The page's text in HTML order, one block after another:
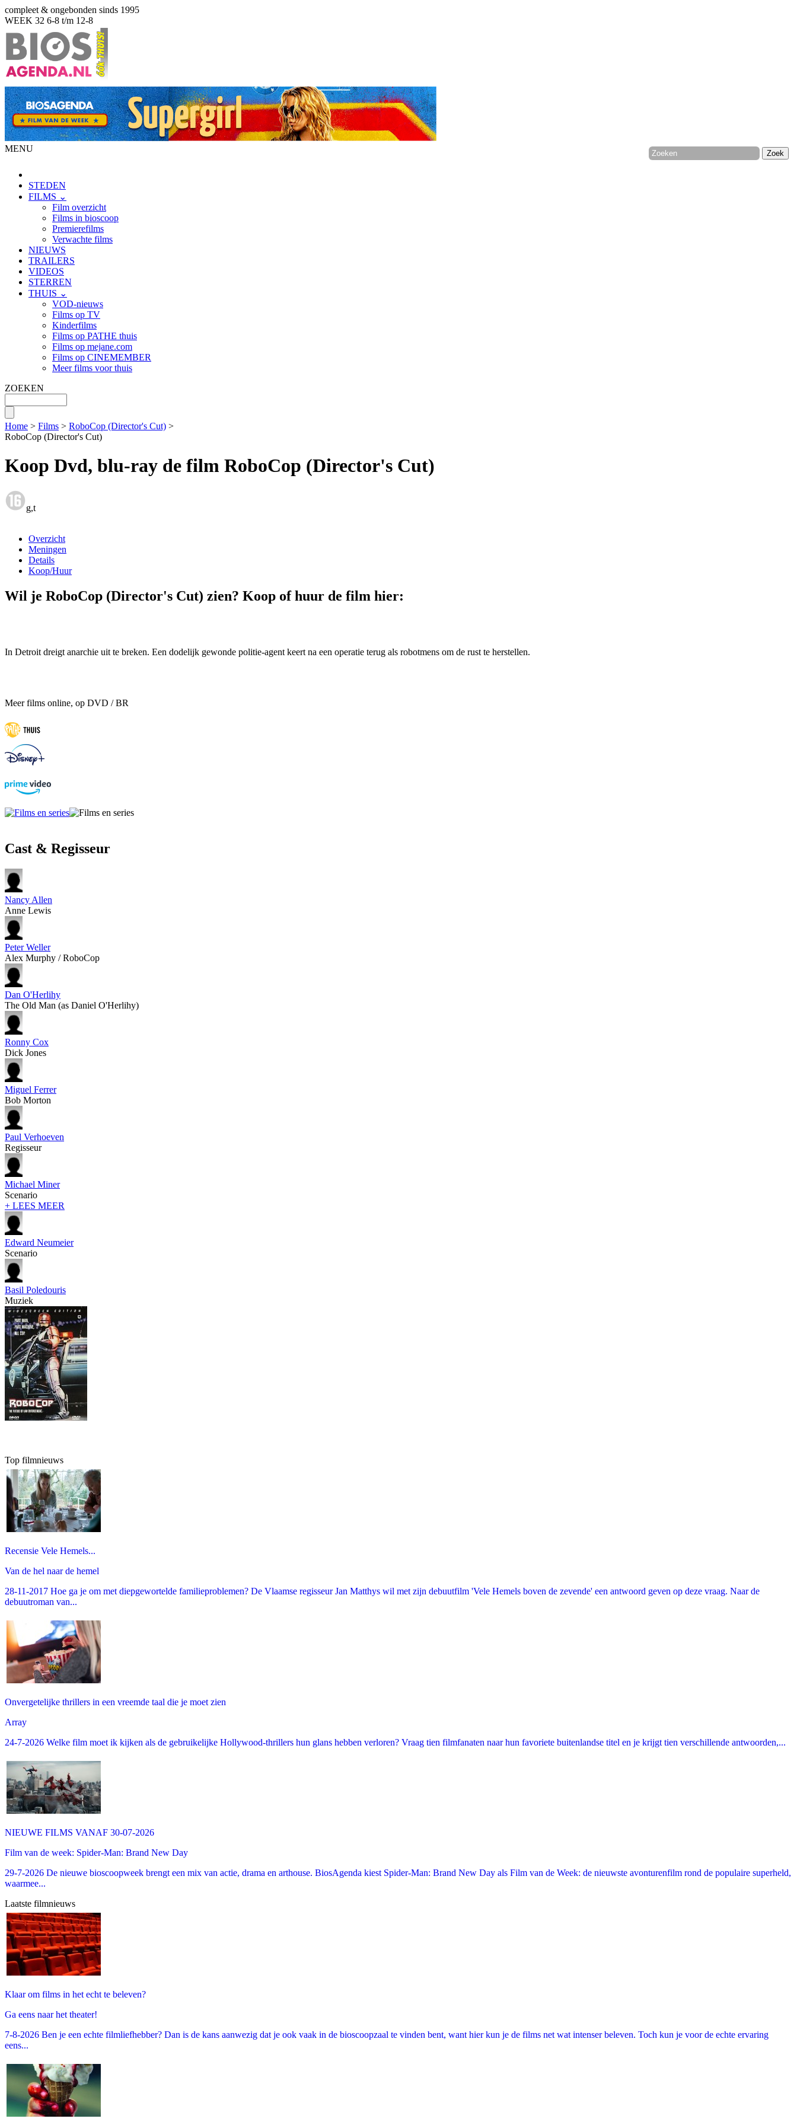
compleet & ongebonden sinds 1995
WEEK 32 6-8 t/m 12-8
MENU
STEDEN
FILMS ⌄
Film overzicht
Films in bioscoop
Premierefilms
Verwachte films
NIEUWS
TRAILERS
VIDEOS
STERREN
THUIS ⌄
VOD-nieuws
Films op TV
Kinderfilms
Films op PATHE thuis
Films op mejane.com
Films op CINEMEMBER
Meer films voor thuis
ZOEKEN
Home > Films > RoboCop (Director's Cut) >
RoboCop (Director's Cut)
Koop Dvd, blu-ray de film RoboCop (Director's Cut)
g,t
Overzicht
Meningen
Details
Koop/Huur
Wil je RoboCop (Director's Cut) zien? Koop of huur de film hier:
In Detroit dreigt anarchie uit te breken. Een dodelijk gewonde politie-agent keert na een operatie terug als robotmens om de rust te herstellen.
Meer films online, op DVD / BR
Cast & Regisseur
Nancy Allen
Anne Lewis
Peter Weller
Alex Murphy / RoboCop
Dan O'Herlihy
The Old Man (as Daniel O'Herlihy)
Ronny Cox
Dick Jones
Miguel Ferrer
Bob Morton
Paul Verhoeven
Regisseur
Michael Miner
Scenario
+ LEES MEER
Edward Neumeier
Scenario
Basil Poledouris
Muziek
Top filmnieuws
Recensie Vele Hemels...
Van de hel naar de hemel
28-11-2017 Hoe ga je om met diepgewortelde familieproblemen? De Vlaamse regisseur Jan Matthys wil met zijn debuutfilm 'Vele Hemels boven de zevende' een antwoord geven op deze vraag. Naar de
debuutroman van...
Onvergetelijke thrillers in een vreemde taal die je moet zien
Array
24-7-2026 Welke film moet ik kijken als de gebruikelijke Hollywood-thrillers hun glans hebben verloren? Vraag tien filmfanaten naar hun favoriete buitenlandse titel en je krijgt tien verschillende antwoorden,...
NIEUWE FILMS VANAF 30-07-2026
Film van de week: Spider-Man: Brand New Day
29-7-2026 De nieuwe bioscoopweek brengt een mix van actie, drama en arthouse. BiosAgenda kiest Spider-Man: Brand New Day als Film van de Week: de nieuwste avonturenfilm rond de populaire superheld,
waarmee...
Laatste filmnieuws
Klaar om films in het echt te beleven?
Ga eens naar het theater!
7-8-2026 Ben je een echte filmliefhebber? Dan is de kans aanwezig dat je ook vaak in de bioscoopzaal te vinden bent, want hier kun je de films net wat intenser beleven. Toch kun je voor de echte ervaring
eens...